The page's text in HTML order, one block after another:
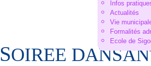
Infos
Actualités
Vie
Formalités
Ecole de
SOIREE